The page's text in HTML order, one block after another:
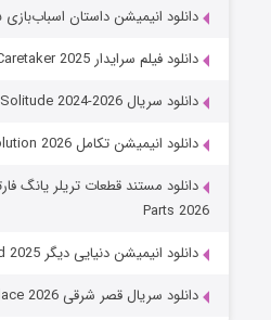
دانلود انیمیشن داستان اسباب‌بازی ۵ Toy Story 5 (2026)
دانلود فیلم سرایدار The Caretaker 2025
دانلود سریال One Hundred Years of Solitude 2024-2026
دانلود انیمیشن تکامل Evolution 2026
Parts 2026
دانلود انیمیشن دنیایی دیگر Another World 2025
دانلود سریال قصر شرقی The East Palace 2026